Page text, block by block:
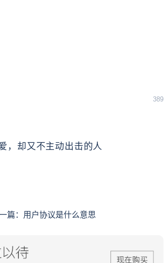
389
，却又不主动出击的人
篇： 用户协议是什么意思